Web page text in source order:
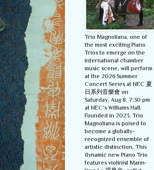
Trio Magnoliana, one of
the most exciting Piano
Trios to emerge on the
international chamber
music scene, will perform
at the 2026 Summer
Concert Series at NEC 夏
日系列音樂會 on
Saturday, Aug 8, 7:30 pm
at NEC’s Williams Hall.
Founded in 2023, Trio
Magnoliana is poised to
become a globally-
recognized ensemble of
artistic distinction. This
dynamic new Piano Trio
features violinist Mann-